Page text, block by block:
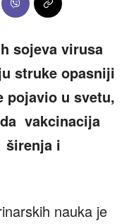
sojeva virusa
struke opasniji
pojavio u svetu,
vakcinacija
širenja i
nauka je